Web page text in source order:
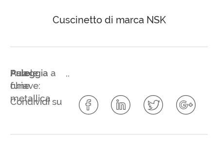
Cuscinetto di marca NSK
Parole
chiave:
Asia ,
Puleggia ,
Puleggia a
fune
metallica
Condividi su